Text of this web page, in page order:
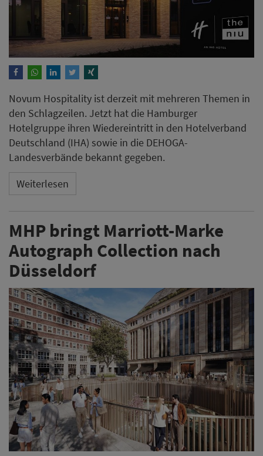
Novum Hospitality ist derzeit mit mehreren Themen in
den Schlagzeilen. Jetzt hat die Hamburger
Hotelgruppe ihren Wiedereintritt in den Hotelverband
Deutschland (IHA) sowie in die DEHOGA-
Landesverbände bekannt gegeben.
Weiterlesen
MHP bringt Marriott-Marke
Autograph Collection nach
Düsseldorf